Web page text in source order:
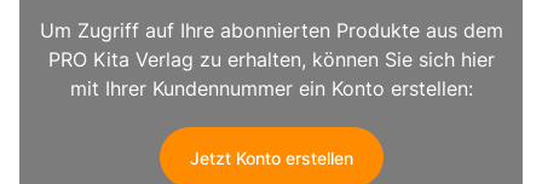
Um Zugriff auf Ihre abonnierten Produkte aus dem
PRO Kita Verlag zu erhalten, können Sie sich hier
mit Ihrer Kundennummer ein Konto erstellen:
Jetzt Konto erstellen